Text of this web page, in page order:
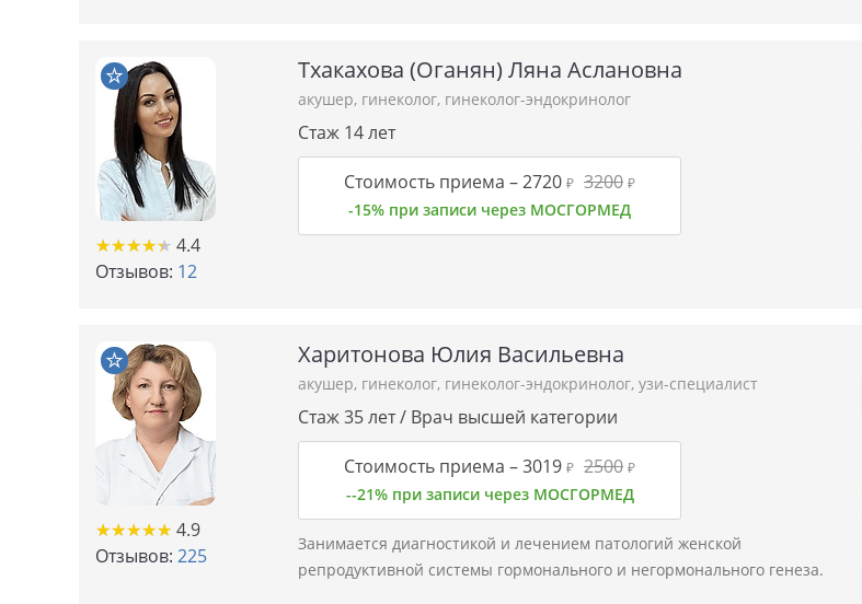
★★★★★
★★★★★ 4.4
Отзывов: 12
Тхакахова (Оганян) Ляна Аслановна
акушер, гинеколог, гинеколог-эндокринолог
Стаж 14 лет
Стоимость приема –2720 ₽ 3200 ₽
-15% при записи через МОСГОРМЕД
★★★★★
★★★★★ 4.9
Отзывов: 225
Харитонова Юлия Васильевна
акушер, гинеколог, гинеколог-эндокринолог, узи-специалист
Стаж 35 лет / Врач высшей категории
Стоимость приема –3019 ₽ 2500 ₽
--21% при записи через МОСГОРМЕД
Занимается диагностикой и лечением патологий женской
репродуктивной системы гормонального и негормонального генеза.